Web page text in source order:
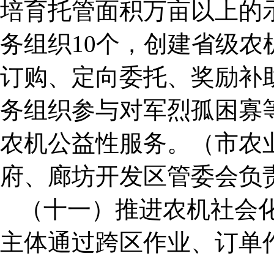
培育托管面积万亩以上的
务组织10个，创建省级
订购、定向委托、奖励补
务组织参与对军烈孤困寡
农机公益性服务。（市农
府、廊坊开发区管委会负
（十一）推进农机社
主体通过跨区作业、订